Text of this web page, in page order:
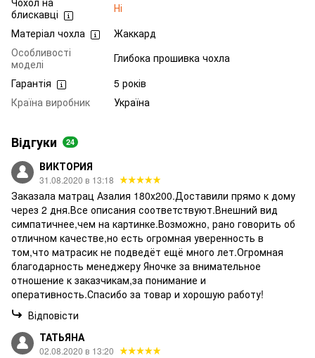
блискавці
Ні
Матеріал чохла
Жаккард
Особливості
моделі
Глибока прошивка чохла
Гарантія
5 років
Країна виробник
Україна
Відгуки 24
ВИКТОРИЯ
31.08.2020 в 13:18
Заказала матрац Азалия 180х200.Доставили прямо к дому
через 2 дня.Все описания соответствуют.Внешний вид
симпатичнее,чем на картинке.Возможно, рано говорить об
отличном качестве,но есть огромная уверенность в
том,что матрасик не подведёт ещё много лет.Огромная
благодарность менеджеру Яночке за внимательное
отношение к заказчикам,за понимание и
оперативность.Спасибо за товар и хорошую работу!
Відповісти
ТАТЬЯНА
02.08.2020 в 13:20